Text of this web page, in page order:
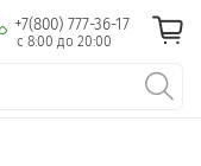
+7(800) 777-36-17
с 8:00 до 20:00